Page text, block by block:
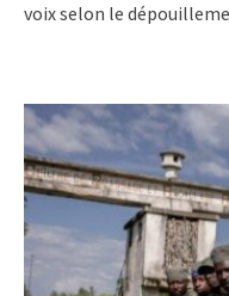
voix selon le